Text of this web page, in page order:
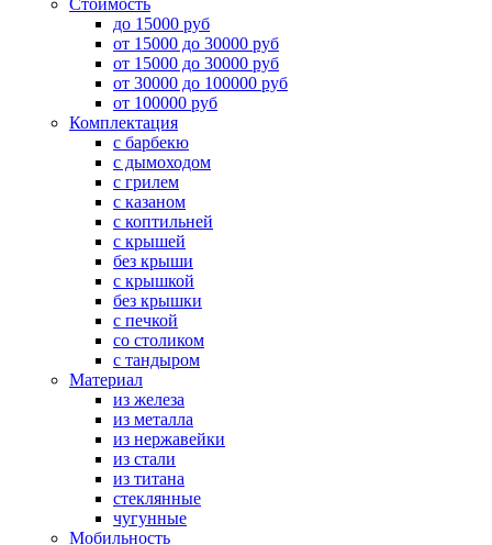
Стоимость
до 15000 руб
от 15000 до 30000 руб
от 15000 до 30000 руб
от 30000 до 100000 руб
от 100000 руб
Комплектация
с барбекю
с дымоходом
с грилем
с казаном
с коптильней
с крышей
без крыши
с крышкой
без крышки
с печкой
со столиком
с тандыром
Материал
из железа
из металла
из нержавейки
из стали
из титана
стеклянные
чугунные
Мобильность